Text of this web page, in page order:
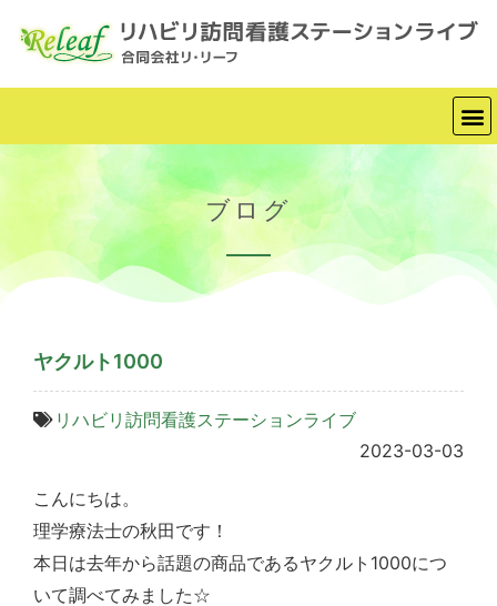
ブログ
ヤクルト1000
リハビリ訪問看護ステーションライブ
2023-03-03
こんにちは。
理学療法士の秋田です！
本日は去年から話題の商品であるヤクルト 1000につ
いて調べてみました☆